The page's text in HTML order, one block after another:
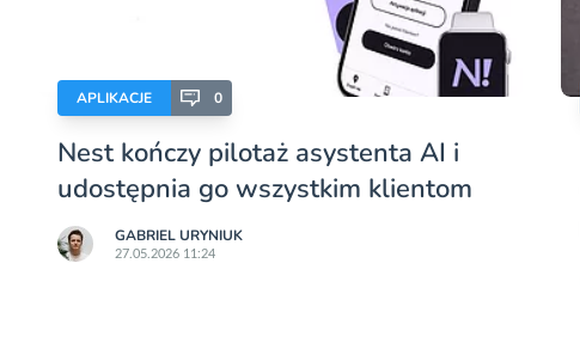
APLIKACJE 0
Nest kończy pilotaż asystenta AI i
udostępnia go wszystkim klientom
GABRIEL URYNIUK
27.05.2026 11:24